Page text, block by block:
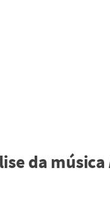
da música